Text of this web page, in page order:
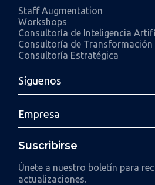
Staff Augmentation
Workshops
Consultoría de Inteligencia
Consultoría de Transformación
Consultoría Estratégica
Síguenos
Empresa
Suscribirse
Únete a nuestro boletín para
actualizaciones.